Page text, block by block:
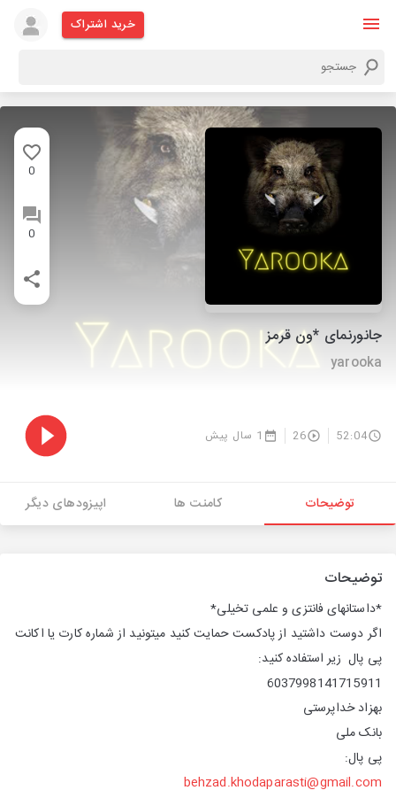
خرید اشتراک
0
0
جانورنمای *ون قرمز
yarooka
52:04
26 1 سال پیش
توضیحات کامنت ها اپیزودهای دیگر
توضیحات
*داستانهای فانتزی و علمی تخیلی*
اگر دوست داشتید از پادکست حمایت کنید میتونید از شماره کارت یا اکانت
پی پال زیر استفاده کنید:
6037998141715911
بهزاد خداپرستی
بانک ملی
پی پال:
behzad.khodaparasti@gmail.com